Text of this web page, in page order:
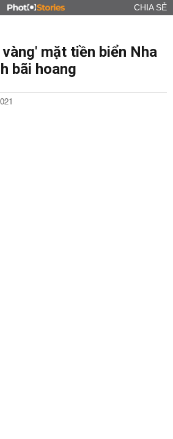
CHIA SẺ
mặt tiền biển Nha
bãi hoang